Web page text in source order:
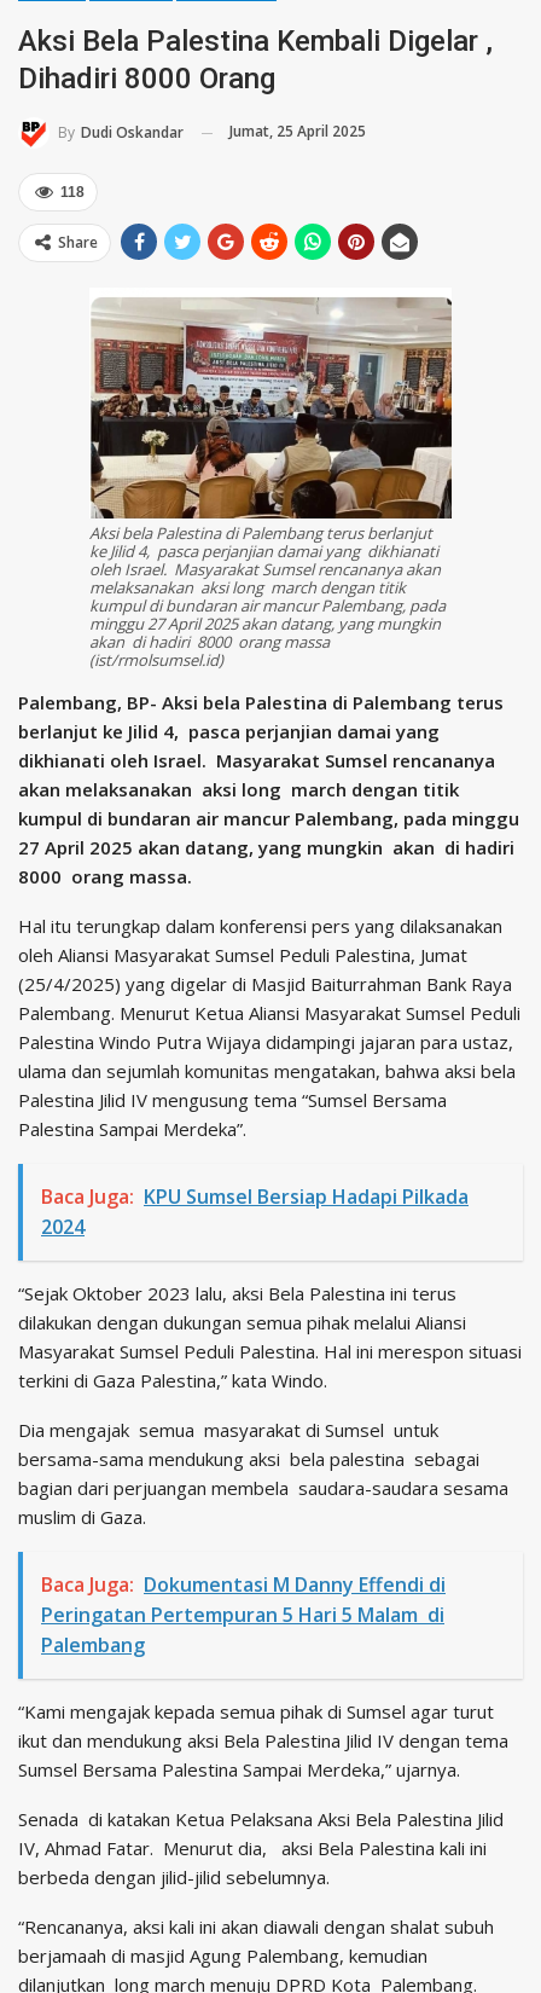
Aksi Bela Palestina Kembali Digelar ,
Dihadiri 8000 Orang
By Dudi Oskandar Jumat, 25 April 2025
118
Share
Aksi bela Palestina di Palembang terus berlanjut
ke Jilid 4, pasca perjanjian damai yang dikhianati
oleh Israel. Masyarakat Sumsel rencananya akan
melaksanakan aksi long march dengan titik
kumpul di bundaran air mancur Palembang, pada
minggu 27 April 2025 akan datang, yang mungkin
akan di hadiri 8000 orang massa
(ist/rmolsumsel.id)
Palembang, BP- Aksi bela Palestina di Palembang terus
berlanjut ke Jilid 4, pasca perjanjian damai yang
dikhianati oleh Israel. Masyarakat Sumsel rencananya
akan melaksanakan aksi long march dengan titik
kumpul di bundaran air mancur Palembang, pada minggu
27 April 2025 akan datang, yang mungkin akan di hadiri
8000 orang massa.
Hal itu terungkap dalam konferensi pers yang dilaksanakan
oleh Aliansi Masyarakat Sumsel Peduli Palestina, Jumat
(25/4/2025) yang digelar di Masjid Baiturrahman Bank Raya
Palembang. Menurut Ketua Aliansi Masyarakat Sumsel Peduli
Palestina Windo Putra Wijaya didampingi jajaran para ustaz,
ulama dan sejumlah komunitas mengatakan, bahwa aksi bela
Palestina Jilid IV mengusung tema “Sumsel Bersama
Palestina Sampai Merdeka”.
Baca Juga: KPU Sumsel Bersiap Hadapi Pilkada
2024
“Sejak Oktober 2023 lalu, aksi Bela Palestina ini terus
dilakukan dengan dukungan semua pihak melalui Aliansi
Masyarakat Sumsel Peduli Palestina. Hal ini merespon situasi
terkini di Gaza Palestina,” kata Windo.
Dia mengajak semua masyarakat di Sumsel untuk
bersama-sama mendukung aksi bela palestina sebagai
bagian dari perjuangan membela saudara-saudara sesama
muslim di Gaza.
Baca Juga: Dokumentasi M Danny Effendi di
Peringatan Pertempuran 5 Hari 5 Malam di
Palembang
“Kami mengajak kepada semua pihak di Sumsel agar turut
ikut dan mendukung aksi Bela Palestina Jilid IV dengan tema
Sumsel Bersama Palestina Sampai Merdeka,” ujarnya.
Senada di katakan Ketua Pelaksana Aksi Bela Palestina Jilid
IV, Ahmad Fatar. Menurut dia, aksi Bela Palestina kali ini
berbeda dengan jilid-jilid sebelumnya.
“Rencananya, aksi kali ini akan diawali dengan shalat subuh
berjamaah di masjid Agung Palembang, kemudian
dilanjutkan long march menuju DPRD Kota Palembang.